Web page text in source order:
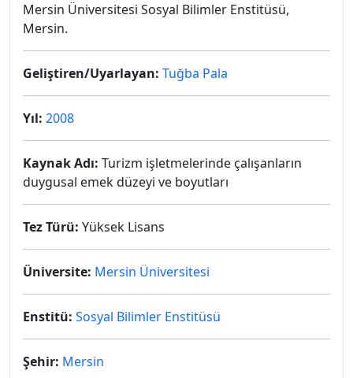
Mersin Üniversitesi Sosyal Bilimler Enstitüsü,
Mersin.
Geliştiren/Uyarlayan: Tuğba Pala
Yıl: 2008
Kaynak Adı: Turizm işletmelerinde çalışanların
duygusal emek düzeyi ve boyutları
Tez Türü: Yüksek Lisans
Üniversite: Mersin Üniversitesi
Enstitü: Sosyal Bilimler Enstitüsü
Şehir: Mersin